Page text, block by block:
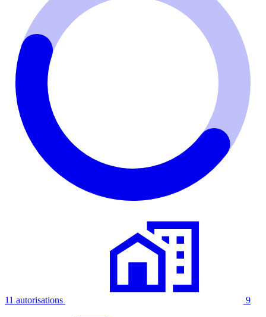
11 autorisations 9